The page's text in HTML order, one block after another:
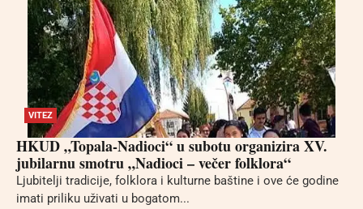
VITEZ
HKUD „Topala-Nadioci“ u subotu organizira XV.
jubilarnu smotru „Nadioci – večer folklora“
Ljubitelji tradicije, folklora i kulturne baštine i ove će godine
imati priliku uživati u bogatom...